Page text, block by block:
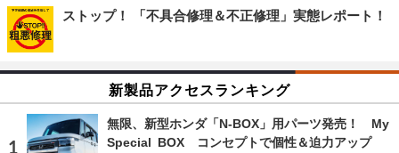
ストップ！ 「不具合修理＆不正修理」実態レポート！
新製品アクセスランキング
無限、新型ホンダ「N-BOX」用パーツ発売！ My
Special BOX コンセプトで個性＆迫力アップ